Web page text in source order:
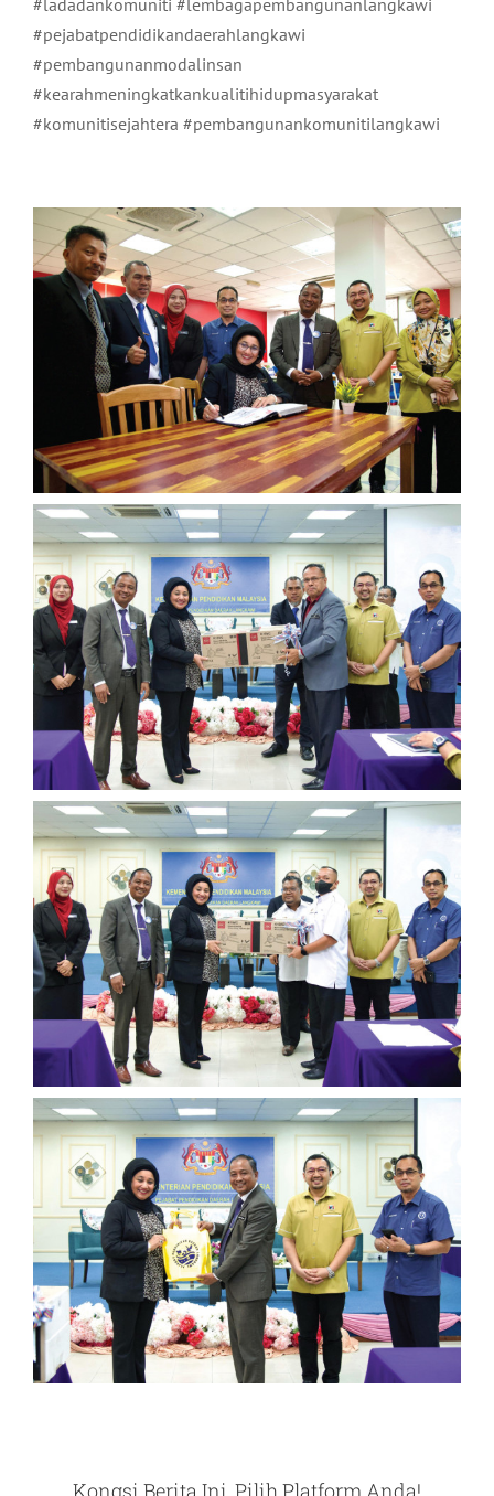
#ladadankomuniti #lembagapembangunanlangkawi
#pejabatpendidikandaerahlangkawi
#pembangunanmodalinsan
#kearahmeningkatkankualitihidupmasyarakat
#komunitisejahtera #pembangunankomunitilangkawi
Kongsi Berita Ini, Pilih Platform Anda!